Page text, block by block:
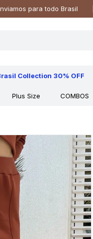
para todo Brasil
Collection 30% OFF
Plus Size COMBOS